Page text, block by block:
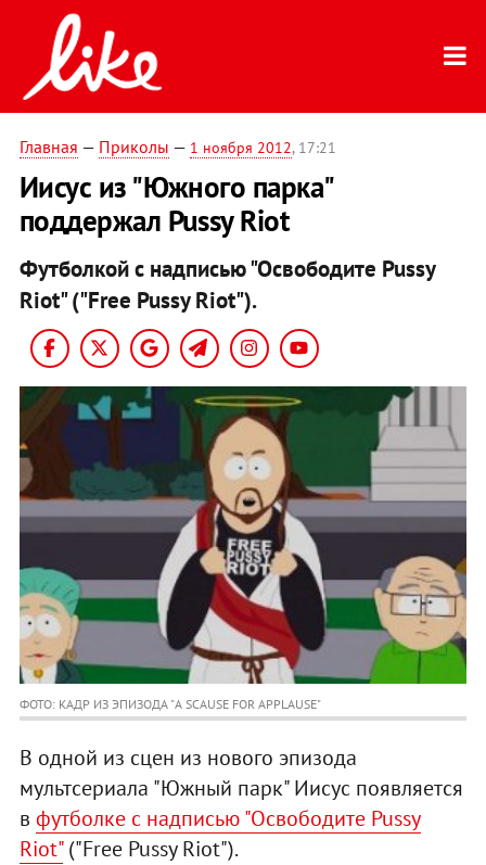
Главная — Приколы — 1 ноября 2012, 17:21
Иисус из "Южного парка"
поддержал Pussy Riot
Футболкой с надписью "Освободите Pussy
Riot" ("Free Pussy Riot").
ФОТО: КАДР ИЗ ЭПИЗОДА "A SCAUSE FOR APPLAUSE"
В одной из сцен из нового эпизода
мультсериала "Южный парк" Иисус появляется
в футболке с надписью "Освободите Pussy
Riot"("Free Pussy Riot").